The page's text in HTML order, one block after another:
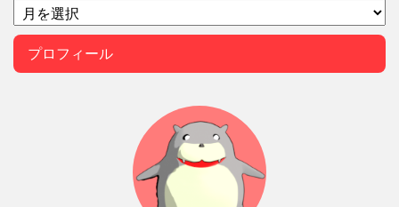
プロフィール